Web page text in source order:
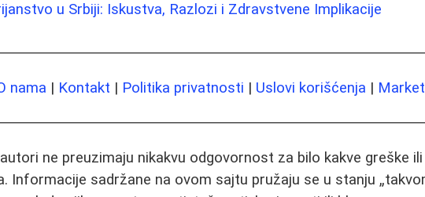
u Srbiji: Iskustva, Razlozi i Zdravstvene Implikacije
nama | Kontakt | Politika privatnosti | Uslovi korišćenja |
ne preuzimaju nikakvu odgovornost za bilo kakve greške
Informacije sadržane na ovom sajtu pružaju se u stanju